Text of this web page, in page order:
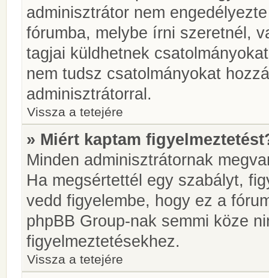
adminisztrátor nem
fórumba, melybe írni szeretnél,
tagjai küldhetnek
nem tudsz csatolmányokat
adminisztrátorral.
Vissza a tetejére
» Miért kaptam
Minden adminisztrátornak
Ha megsértettél egy szabályt,
vedd figyelembe, hogy ez a
phpBB Group-nak semmi köze
figyelmeztetésekhez.
Vissza a tetejére